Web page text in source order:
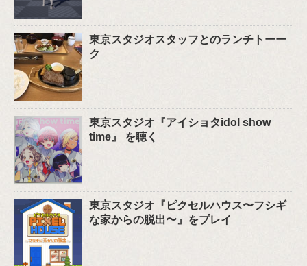
東京スタジオスタッフとのランチトーー
ク
東京スタジオ『アイショタidol show
time』 を聴く
東京スタジオ『ピクセルハウス〜フシギ
な家からの脱出〜』をプレイ